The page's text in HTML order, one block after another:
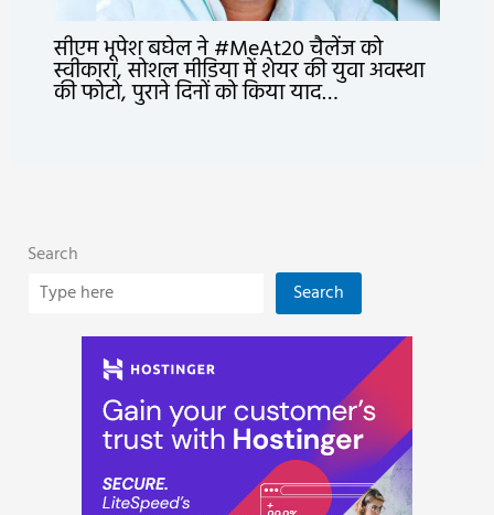
सीएम भूपेश बघेल ने #MeAt20 चैलेंज को
स्वीकारा, सोशल मीडिया में शेयर की युवा अवस्था
की फोटो, पुराने दिनों को किया याद…
Search
Search